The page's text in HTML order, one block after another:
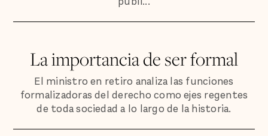
La importancia de ser formal
El ministro en retiro analiza las funciones
formalizadoras del derecho como ejes regentes
de toda sociedad a lo largo de la historia.